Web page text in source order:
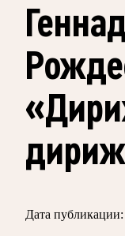
Дата публикации: